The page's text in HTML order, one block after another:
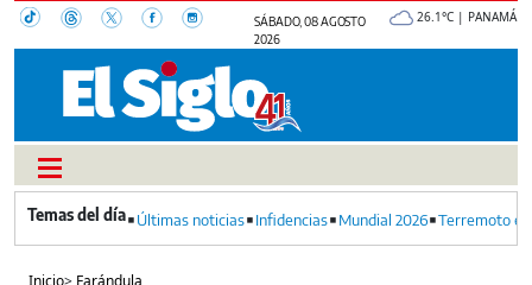
SÁBADO, 08 AGOSTO
2026
26.1°C | PANAMÁ
Últimas noticias Infidencias Mundial 2026 Terremoto
Inicio> Farándula